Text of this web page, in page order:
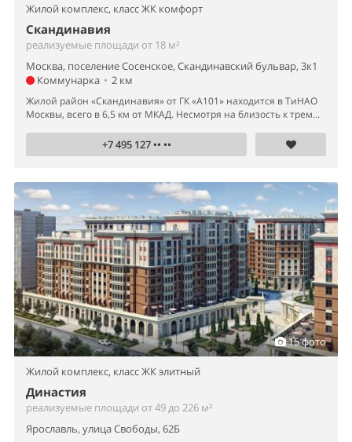
Жилой комплекс, класс ЖК комфорт
Скандинавия
реализуемые площади от 18 м²
Москва, поселение Сосенское, Скандинавский бульвар, 3к1
Коммунарка • 2 км
Жилой район «Скандинавия» от ГК «А101» находится в ТиНАО
Москвы, всего в 6,5 км от МКАД. Несмотря на близость к трем...
+7 495 127 •• ••
15 фото
Жилой комплекс, класс ЖК элитный
Династия
реализуемые площади от 49 до 226 м²
Ярославль, улица Свободы, 62Б